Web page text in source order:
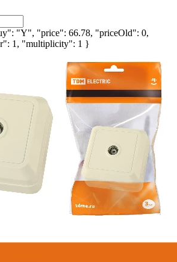
"Y", "price": 66.78, "priceOld": 0,
1, "multiplicity": 1 }